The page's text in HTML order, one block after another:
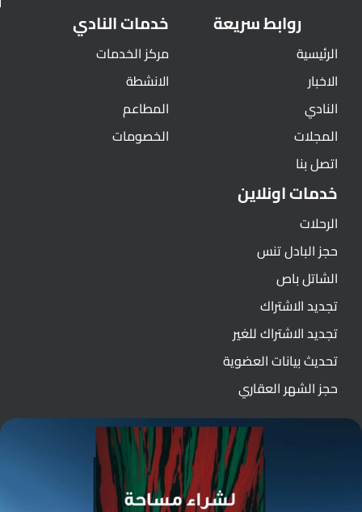
روابط سريعة
الرئيسية
الاخبار
النادي
المجلات
اتصل بنا
خدمات النادي
مركز الخدمات
الانشطة
المطاعم
الخصومات
خدمات اونلاين
الرحلات
حجز البادل تنس
الشاتل باص
تجديد الاشتراك
تجديد الاشتراك للغير
تحديث بيانات العضوية
حجز الشهر العقاري